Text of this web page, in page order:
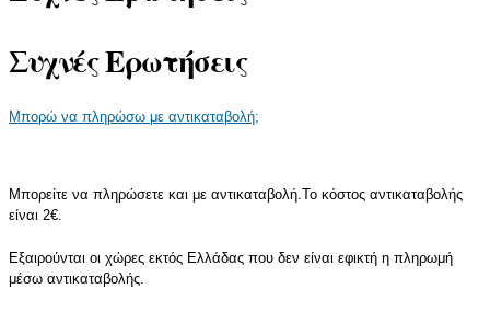
Συχνές Ερωτήσεις
Μπορώ να πληρώσω με αντικαταβολή;
Μπορείτε να πληρώσετε και με αντικαταβολή.Το κόστος αντικαταβολής
είναι 2€.
Εξαιρούνται οι χώρες εκτός Ελλάδας που δεν είναι εφικτή η πληρωμή
μέσω αντικαταβολής.